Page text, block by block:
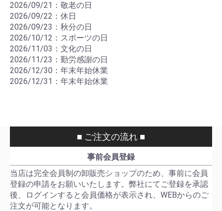
2026/09/21：敬老の日
2026/09/22：休日
2026/09/23：秋分の日
2026/10/12：スポーツの日
2026/11/03：文化の日
2026/11/23：勤労感謝の日
2026/12/30：年末年始休業
2026/12/31：年末年始休業
■ ご注文の流れ ■
事前会員登録
当店は完全会員制の卸販売ショップのため、事前に会員
登録の申請をお願いいたします。弊社にてご登録を承認
後、ログインすると会員価格が表示され、WEBからのご
注文が可能となります。